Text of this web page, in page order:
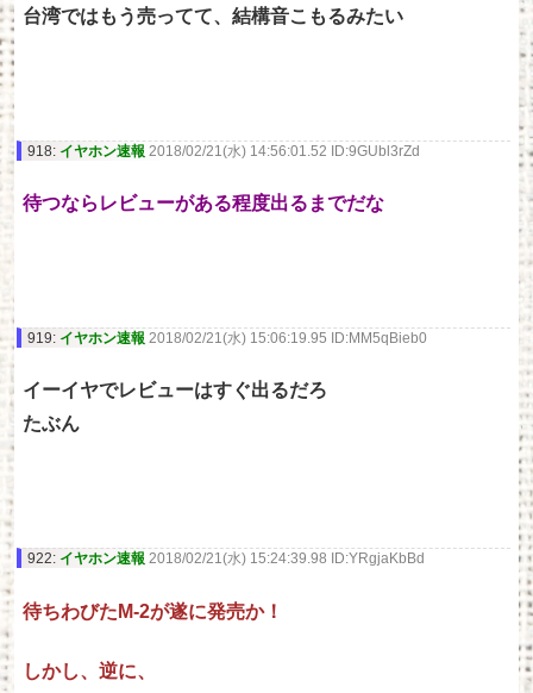
台湾ではもう売ってて、結構音こもるみたい
918: イヤホン速報 2018/02/21(水) 14:56:01.52 ID:9GUbl3rZd
待つならレビューがある程度出るまでだな
919: イヤホン速報 2018/02/21(水) 15:06:19.95 ID:MM5qBieb0
イーイヤでレビューはすぐ出るだろ
たぶん
922: イヤホン速報 2018/02/21(水) 15:24:39.98 ID:YRgjaKbBd
待ちわびたM-2が遂に発売か！
しかし、逆に、